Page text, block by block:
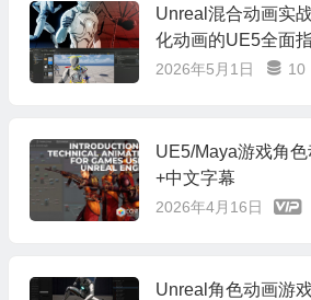
Unreal混合动画实
化动画的UE5全面
n in Unreal Engine 5
2026年5月1日 10
UE5/Maya游戏角
+中文字幕
2026年4月16日
Unreal角色动画游